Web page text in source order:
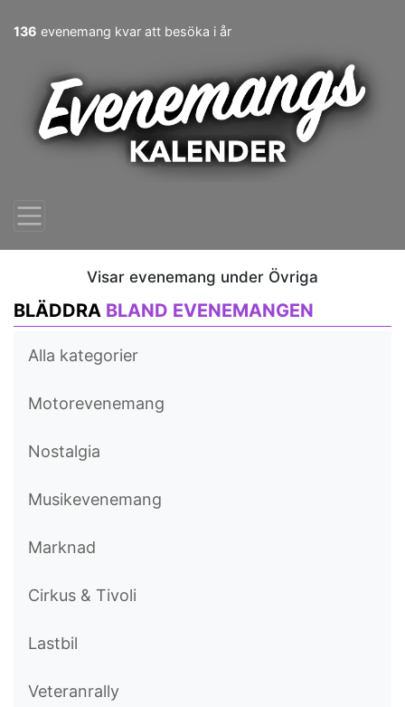
136 evenemang kvar att besöka i år
Visar evenemang under Övriga
BLÄDDRA BLAND EVENEMANGEN
Alla kategorier
Motorevenemang
Nostalgia
Musikevenemang
Marknad
Cirkus & Tivoli
Lastbil
Veteranrally